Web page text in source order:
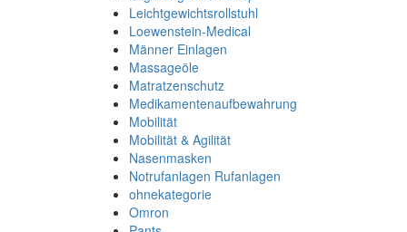
Leichtgewichtsrollstuhl
Loewenstein-Medical
Männer Einlagen
Massageöle
Matratzenschutz
Medikamentenaufbewahrung
Mobilität
Mobilität & Agilität
Nasenmasken
Notrufanlagen Rufanlagen
ohnekategorie
Omron